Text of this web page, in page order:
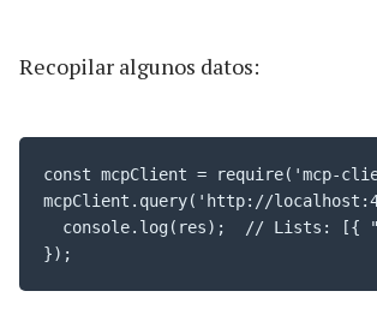
Recopilar algunos datos:
const mcpClient = require('mcp-
mcpClient.query('http://
console.log(res);  // Lists: [{
});